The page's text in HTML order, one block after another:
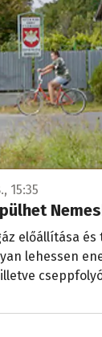
15:35
előállítása
lehessen